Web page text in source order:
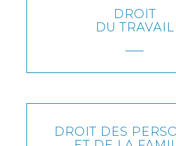
EN SAVOIR PLUS
DROIT
DU TRAVAIL
EN SAVOIR
DROIT DES